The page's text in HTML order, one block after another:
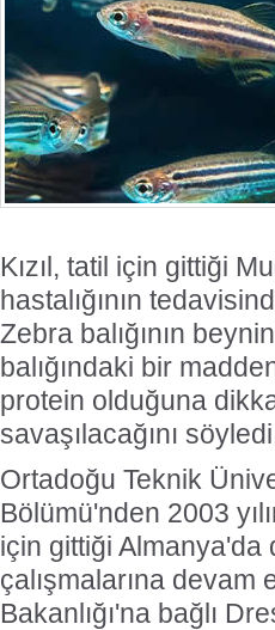
Kızıl, tatil için gittiği
hastalığının
Zebra balığının
balığındaki bir
protein olduğuna
savaşılacağını
Ortadoğu Teknik
Bölümü'nden 2003
için gittiği Almanya'da
çalışmalarına devam
Bakanlığı'na bağlı